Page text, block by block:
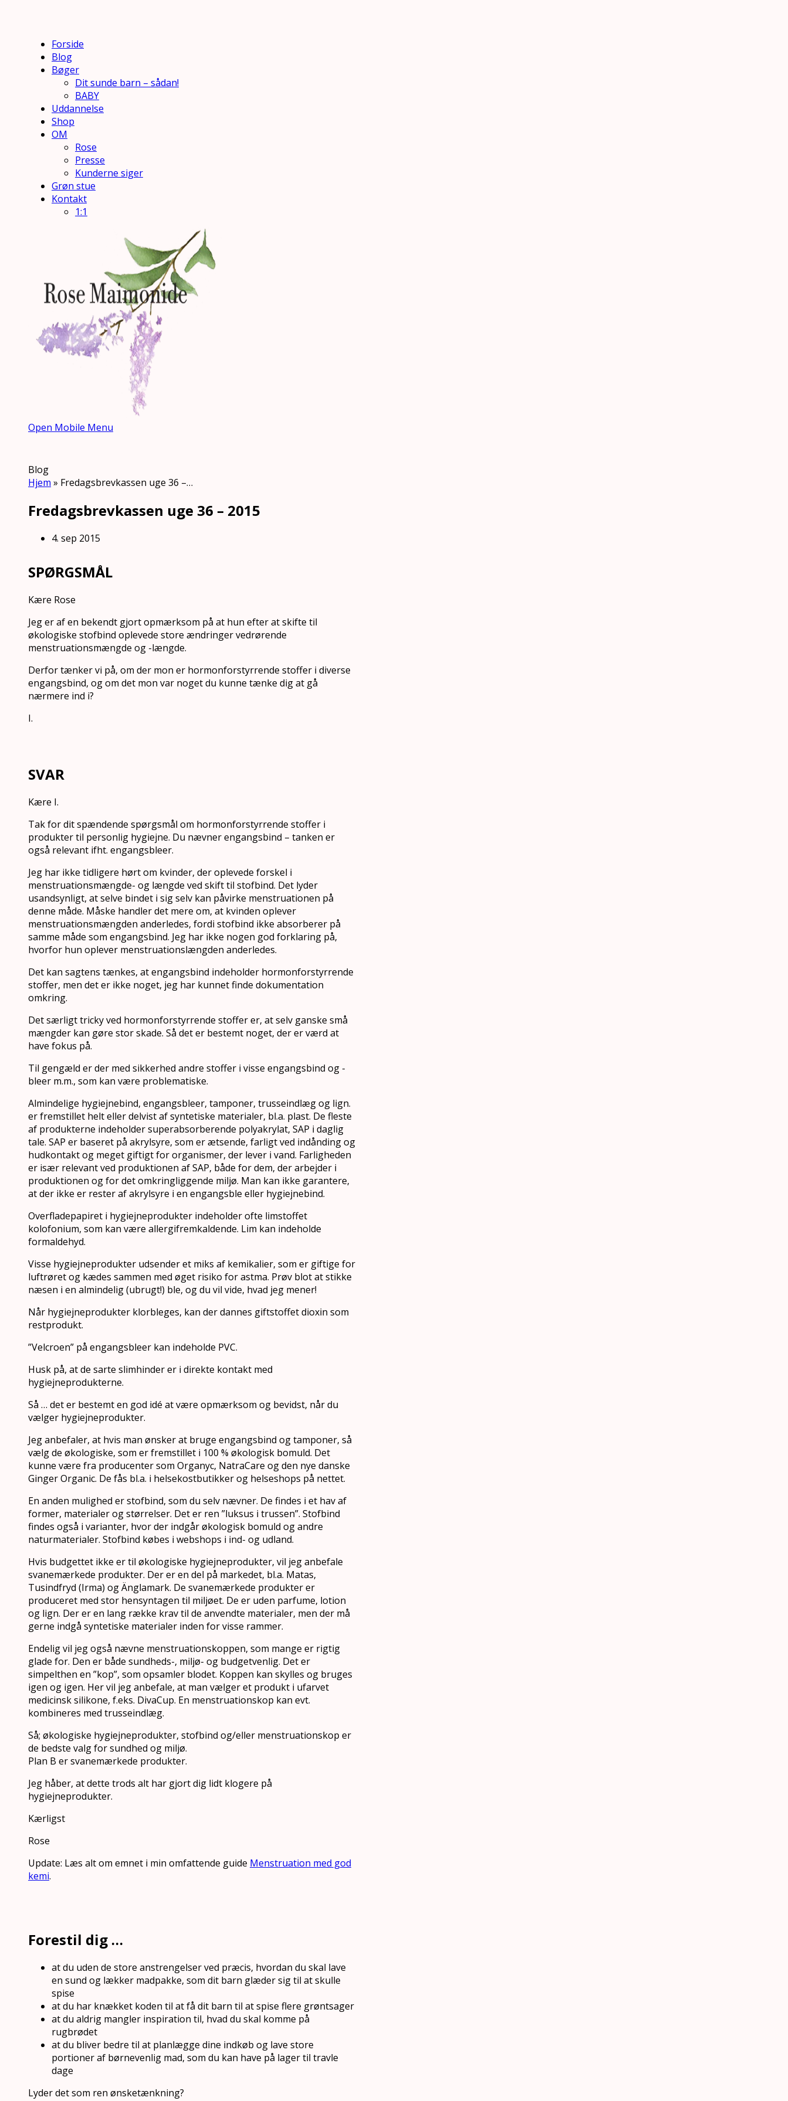
Forside
Blog
Bøger
Dit sunde barn – sådan!
BABY
Uddannelse
Shop
OM
Rose
Presse
Kunderne siger
Grøn stue
Kontakt
1:1
Open Mobile Menu
Blog
Hjem » Fredagsbrevkassen uge 36 –…
Fredagsbrevkassen uge 36 – 2015
4. sep 2015
SPØRGSMÅL
Kære Rose
Jeg er af en bekendt gjort opmærksom på at hun efter at skifte til
økologiske stofbind oplevede store ændringer vedrørende
menstruationsmængde og -længde.
Derfor tænker vi på, om der mon er hormonforstyrrende stoffer i diverse
engangsbind, og om det mon var noget du kunne tænke dig at gå
nærmere ind i?
I.
SVAR
Kære I.
Tak for dit spændende spørgsmål om hormonforstyrrende stoffer i
produkter til personlig hygiejne. Du nævner engangsbind – tanken er
også relevant ifht. engangsbleer.
Jeg har ikke tidligere hørt om kvinder, der oplevede forskel i
menstruationsmængde- og længde ved skift til stofbind. Det lyder
usandsynligt, at selve bindet i sig selv kan påvirke menstruationen på
denne måde. Måske handler det mere om, at kvinden oplever
menstruationsmængden anderledes, fordi stofbind ikke absorberer på
samme måde som engangsbind. Jeg har ikke nogen god forklaring på,
hvorfor hun oplever menstruationslængden anderledes.
Det kan sagtens tænkes, at engangsbind indeholder hormonforstyrrende
stoffer, men det er ikke noget, jeg har kunnet finde dokumentation
omkring.
Det særligt tricky ved hormonforstyrrende stoffer er, at selv ganske små
mængder kan gøre stor skade. Så det er bestemt noget, der er værd at
have fokus på.
Til gengæld er der med sikkerhed andre stoffer i visse engangsbind og -
bleer m.m., som kan være problematiske.
Almindelige hygiejnebind, engangsbleer, tamponer, trusseindlæg og lign.
er fremstillet helt eller delvist af syntetiske materialer, bl.a. plast. De fleste
af produkterne indeholder superabsorberende polyakrylat, SAP i daglig
tale. SAP er baseret på akrylsyre, som er ætsende, farligt ved indånding og
hudkontakt og meget giftigt for organismer, der lever i vand. Farligheden
er især relevant ved produktionen af SAP, både for dem, der arbejder i
produktionen og for det omkringliggende miljø. Man kan ikke garantere,
at der ikke er rester af akrylsyre i en engangsble eller hygiejnebind.
Overfladepapiret i hygiejneprodukter indeholder ofte limstoffet
kolofonium, som kan være allergifremkaldende. Lim kan indeholde
formaldehyd.
Visse hygiejneprodukter udsender et miks af kemikalier, som er giftige for
luftrøret og kædes sammen med øget risiko for astma. Prøv blot at stikke
næsen i en almindelig (ubrugt!) ble, og du vil vide, hvad jeg mener!
Når hygiejneprodukter klorbleges, kan der dannes giftstoffet dioxin som
restprodukt.
”Velcroen” på engangsbleer kan indeholde PVC.
Husk på, at de sarte slimhinder er i direkte kontakt med
hygiejneprodukterne.
Så … det er bestemt en god idé at være opmærksom og bevidst, når du
vælger hygiejneprodukter.
Jeg anbefaler, at hvis man ønsker at bruge engangsbind og tamponer, så
vælg de økologiske, som er fremstillet i 100 % økologisk bomuld. Det
kunne være fra producenter som Organyc, NatraCare og den nye danske
Ginger Organic. De fås bl.a. i helsekostbutikker og helseshops på nettet.
En anden mulighed er stofbind, som du selv nævner. De findes i et hav af
former, materialer og størrelser. Det er ren ”luksus i trussen”. Stofbind
findes også i varianter, hvor der indgår økologisk bomuld og andre
naturmaterialer. Stofbind købes i webshops i ind- og udland.
Hvis budgettet ikke er til økologiske hygiejneprodukter, vil jeg anbefale
svanemærkede produkter. Der er en del på markedet, bl.a. Matas,
Tusindfryd (Irma) og Änglamark. De svanemærkede produkter er
produceret med stor hensyntagen til miljøet. De er uden parfume, lotion
og lign. Der er en lang række krav til de anvendte materialer, men der må
gerne indgå syntetiske materialer inden for visse rammer.
Endelig vil jeg også nævne menstruationskoppen, som mange er rigtig
glade for. Den er både sundheds-, miljø- og budgetvenlig. Det er
simpelthen en ”kop”, som opsamler blodet. Koppen kan skylles og bruges
igen og igen. Her vil jeg anbefale, at man vælger et produkt i ufarvet
medicinsk silikone, f.eks. DivaCup. En menstruationskop kan evt.
kombineres med trusseindlæg.
Så; økologiske hygiejneprodukter, stofbind og/eller menstruationskop er
de bedste valg for sundhed og miljø.
Plan B er svanemærkede produkter.
Jeg håber, at dette trods alt har gjort dig lidt klogere på
hygiejneprodukter.
Kærligst
Rose
Update: Læs alt om emnet i min omfattende guide Menstruation med god
kemi.
Forestil dig …
at du uden de store anstrengelser ved præcis, hvordan du skal lave
en sund og lækker madpakke, som dit barn glæder sig til at skulle
spise
at du har knækket koden til at få dit barn til at spise flere grøntsager
at du aldrig mangler inspiration til, hvad du skal komme på
rugbrødet
at du bliver bedre til at planlægge dine indkøb og lave store
portioner af børnevenlig mad, som du kan have på lager til travle
dage
Lyder det som ren ønsketænkning?